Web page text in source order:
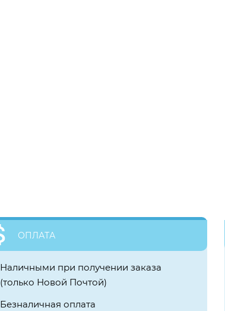
ОПЛАТА
Наличными при получении заказа
(только Новой Почтой)
Безналичная оплата